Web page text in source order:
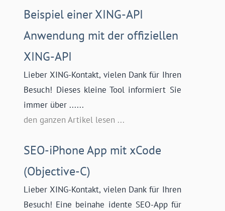
Beispiel einer XING-API
Anwendung mit der offiziellen
XING-API
Lieber XING-Kontakt, vielen Dank für Ihren
Besuch! Dieses kleine Tool informiert Sie
immer über ......
den ganzen Artikel lesen ...
SEO-iPhone App mit xCode
(Objective-C)
Lieber XING-Kontakt, vielen Dank für Ihren
Besuch! Eine beinahe idente SEO-App für